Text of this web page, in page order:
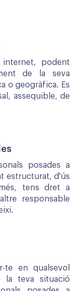
internet, podent
de la seva
o geogràfica. Es
assequible, de
posades a
estructurat, d'ús
tens dret a
responsable
en qualsevol
la teva situació